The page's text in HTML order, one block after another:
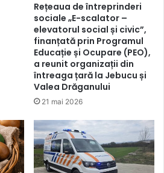
Rețeaua de întreprinderi
sociale „E-scalator –
elevatorul social și civic”,
finanțată prin Programul
Educație și Ocupare (PEO),
a reunit organizații din
întreaga țară la Jebucu și
Valea Drăganului
21 mai 2026